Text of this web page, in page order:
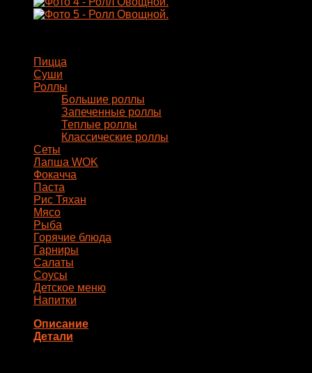
Пицца
Суши
Роллы
Большие роллы
Запеченные роллы
Теплые роллы
Классические роллы
Сеты
Лапша WOK
Фокачча
Паста
Рис Тяхан
Мясо
Рыба
Горячие блюда
Гарниры
Салаты
Соусы
Детское меню
Напитки
Описание
Детали